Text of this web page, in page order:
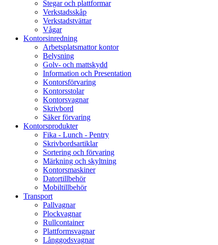
Stegar och plattformar
Verkstadsskåp
Verkstadstvättar
Vågar
Kontorsinredning
Arbetsplatsmattor kontor
Belysning
Golv- och mattskydd
Information och Presentation
Kontorsförvaring
Kontorsstolar
Kontorsvagnar
Skrivbord
Säker förvaring
Kontorsprodukter
Fika - Lunch - Pentry
Skrivbordsartiklar
Sortering och förvaring
Märkning och skyltning
Kontorsmaskiner
Datortillbehör
Mobiltillbehör
Transport
Pallvagnar
Plockvagnar
Rullcontainer
Plattformsvagnar
Långgodsvagnar